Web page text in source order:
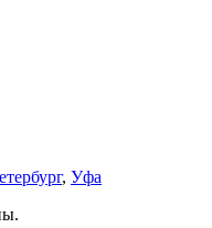
, Уфа